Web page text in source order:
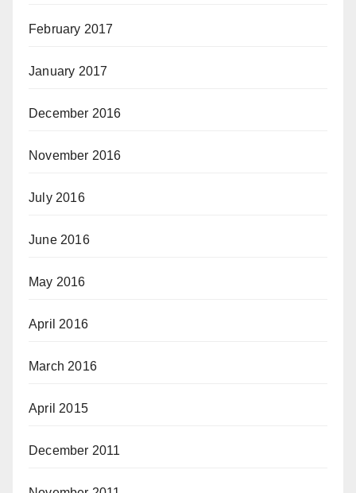
February 2017
January 2017
December 2016
November 2016
July 2016
June 2016
May 2016
April 2016
March 2016
April 2015
December 2011